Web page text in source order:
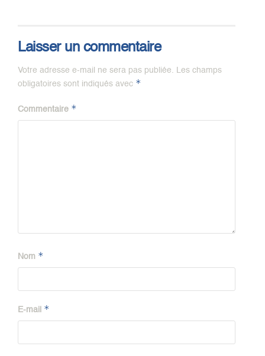
Laisser un commentaire
Votre adresse e-mail ne sera pas publiée.
Les champs
obligatoires sont indiqués avec *
Commentaire *
Nom *
E-mail *